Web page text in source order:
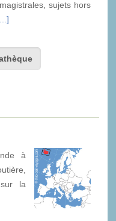
sujets hors
à
la